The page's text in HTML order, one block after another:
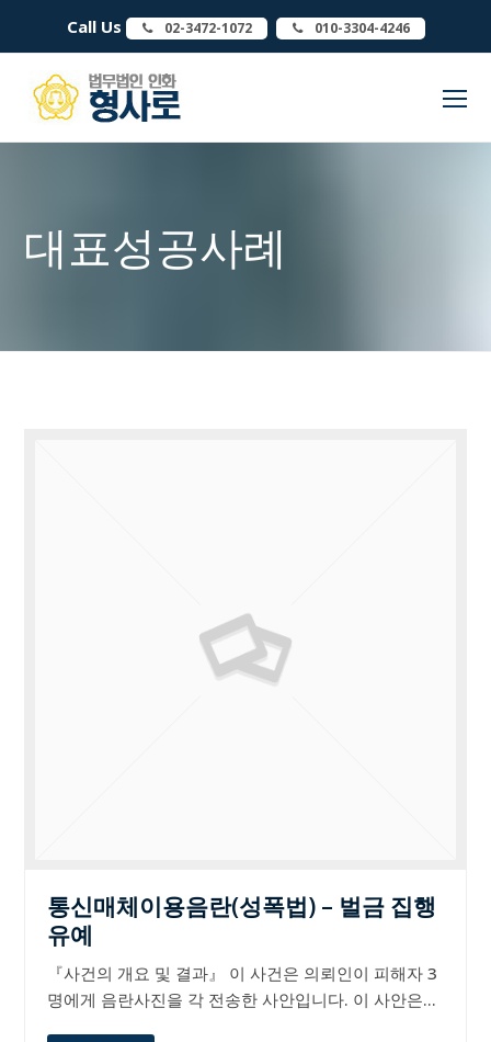
Call Us 02-3472-1072 010-3304-4246
대표성공사례
통신매체이용음란(성폭법) – 벌금 집행
유예
『사건의 개요 및 결과』 이 사건은 의뢰인이 피해자 3
명에게 음란사진을 각 전송한 사안입니다. 이 사안은…